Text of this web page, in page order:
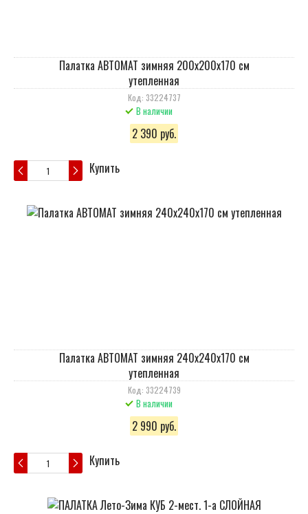
Палатка АВТОМАТ зимняя 200х200х170 см
утепленная
Код: 33224737
В наличии
2 390 руб.
Купить
Палатка АВТОМАТ зимняя 240х240х170 см
утепленная
Код: 33224739
В наличии
2 990 руб.
Купить